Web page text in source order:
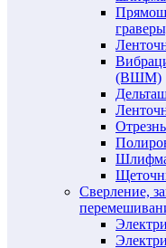
(ВШМ)
Сверление,